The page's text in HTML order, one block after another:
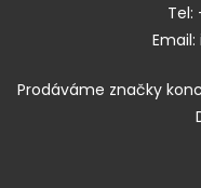
Tel:
Email:
Prodáváme značky